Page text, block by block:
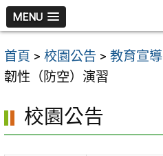
跳
至
主
要
容
區
MENU
首頁 > 校園公告 > 教育宣導
韌性（防空）演習
校園公告